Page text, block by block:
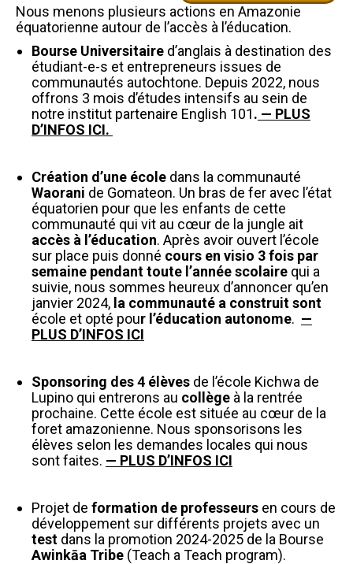
Nous menons plusieurs actions en Amazonie
équatorienne autour de l’accès à l’éducation.
Bourse Universitaire d’anglais à destination des
étudiant-e-s et entrepreneurs issues de
communautés autochtone. Depuis 2022, nous
offrons 3 mois d’études intensifs au sein de
notre institut partenaire English 101. — PLUS
D’INFOS ICI.
Création d’une école dans la communauté
Waorani de Gomateon. Un bras de fer avec l’état
équatorien pour que les enfants de cette
communauté qui vit au cœur de la jungle ait
accès à l’éducation. Après avoir ouvert l’école
sur place puis donné cours en visio 3 fois par
semaine pendant toute l’année scolaire qui a
suivie, nous sommes heureux d’annoncer qu’en
janvier 2024, la communauté a construit sont
école et opté pour l’éducation autonome. —
PLUS D’INFOS ICI
Sponsoring des 4 élèves de l’école Kichwa de
Lupino qui entrerons au collège à la rentrée
prochaine. Cette école est située au cœur de la
foret amazonienne. Nous sponsorisons les
élèves selon les demandes locales qui nous
sont faites. — PLUS D’INFOS ICI
Projet de formation de professeurs en cours de
développement sur différents projets avec un
test dans la promotion 2024-2025 de la Bourse
Awinkāa Tribe (Teach a Teach program).